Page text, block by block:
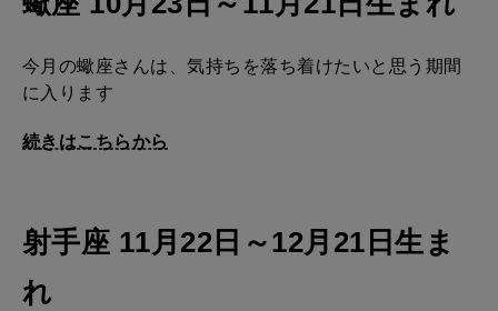
今月の蠍座さんは、気持ちを落ち着けたいと思う期間
に入ります
続きはこちらから
射手座 11月22日～12月21日生ま
れ